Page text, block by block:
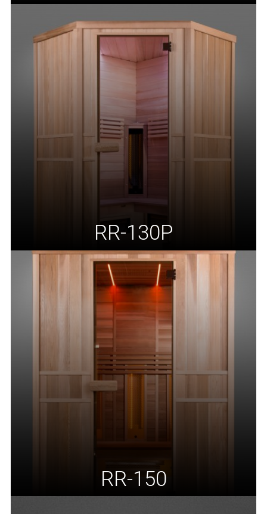
RR-130P
RR-150